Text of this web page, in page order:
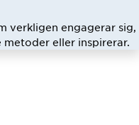
verkligen engagerar sig,
eller inspirerar.